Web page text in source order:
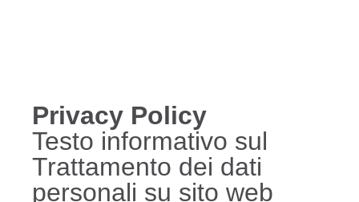
Privacy Policy
Testo informativo sul
Trattamento dei dati
personali su sito web